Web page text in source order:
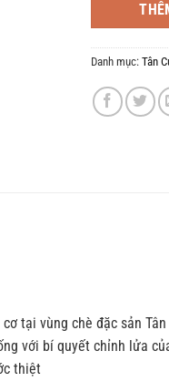
Danh mục: Tân
tại vùng chè đặc sản
với bí quyết chỉnh lửa
thiệt